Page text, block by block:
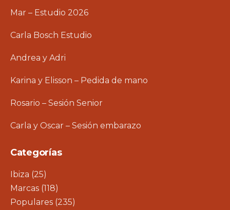
Mar – Estudio 2026
Carla Bosch Estudio
Andrea y Adri
Karina y Elisson – Pedida de mano
Rosario – Sesión Senior
Carla y Oscar – Sesión embarazo
Categorías
Ibiza (25)
Marcas (118)
Populares (235)